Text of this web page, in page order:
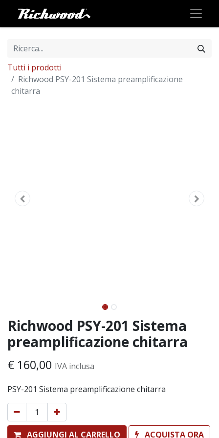
Tutti i prodotti
Richwood PSY-201 Sistema preamplificazione
chitarra
Richwood PSY-201 Sistema
preamplificazione chitarra
€ 160,00 IVA inclusa
PSY-201 Sistema preamplificazione chitarra
AGGIUNGI AL CARRELLO ACQUISTA ORA